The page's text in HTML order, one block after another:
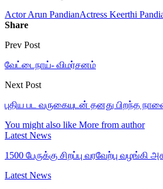
Actor Arun PandianActress Keerthi
Share
Prev Post
வேட்டைநாய்- விமர்சனம்
Next Post
புதிய பட வருகையுடன் தனது பிறந்த
You might also like More from author
Latest News
1500 பேருக்கு சிறப்பு வரவேற்பு வழங்கி
Latest News